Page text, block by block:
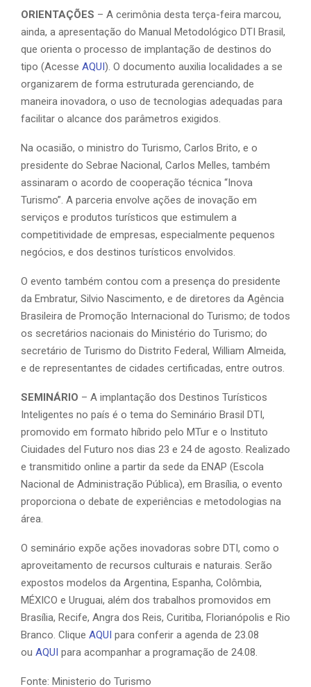
ORIENTAÇÕES – A cerimônia desta terça-feira marcou,
ainda, a apresentação do Manual Metodológico DTI Brasil,
que orienta o processo de implantação de destinos do
tipo (Acesse AQUI). O documento auxilia localidades a se
organizarem de forma estruturada gerenciando, de
maneira inovadora, o uso de tecnologias adequadas para
facilitar o alcance dos parâmetros exigidos.
Na ocasião, o ministro do Turismo, Carlos Brito, e o
presidente do Sebrae Nacional, Carlos Melles, também
assinaram o acordo de cooperação técnica “Inova
Turismo”. A parceria envolve ações de inovação em
serviços e produtos turísticos que estimulem a
competitividade de empresas, especialmente pequenos
negócios, e dos destinos turísticos envolvidos.
O evento também contou com a presença do presidente
da Embratur, Silvio Nascimento, e de diretores da Agência
Brasileira de Promoção Internacional do Turismo; de todos
os secretários nacionais do Ministério do Turismo; do
secretário de Turismo do Distrito Federal, William Almeida,
e de representantes de cidades certificadas, entre outros.
SEMINÁRIO – A implantação dos Destinos Turísticos
Inteligentes no país é o tema do Seminário Brasil DTI,
promovido em formato híbrido pelo MTur e o Instituto
Ciuidades del Futuro nos dias 23 e 24 de agosto. Realizado
e transmitido online a partir da sede da ENAP (Escola
Nacional de Administração Pública), em Brasília, o evento
proporciona o debate de experiências e metodologias na
área.
O seminário expõe ações inovadoras sobre DTI, como o
aproveitamento de recursos culturais e naturais. Serão
expostos modelos da Argentina, Espanha, Colômbia,
MÉXICO e Uruguai, além dos trabalhos promovidos em
Brasília, Recife, Angra dos Reis, Curitiba, Florianópolis e Rio
Branco. Clique AQUI para conferir a agenda de 23.08
ou AQUI para acompanhar a programação de 24.08.
Fonte: Ministerio do Turismo